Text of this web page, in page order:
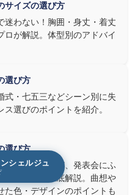
クなトーン、バイオリンやソ
ザイン、合唱やアンサンブル
色合い、と演目に合わせた
認する
のが"動きやすさ"です。ピ
バイオリンなら弓を動かす
め付けがないこと——演奏の
のレンタル衣装は、元ピ
ルでのご使用を前提に厳選し
サイズの選び方
迷わない！胸囲・身丈・着丈
ロが解説。体型別のアドバイ
選び方
式・七五三などシーン別に失
ス選びのポイントを紹介。
選び方
エ・音楽会など、発表会にふ
の選び方を徹底解説。曲想や
た色・デザインのポイントも
シェルジュ